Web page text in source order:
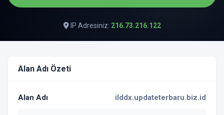
IP Adresiniz: 216.73.216.122
Alan Adı Özeti
Alan Adı ilddx.updateterbaru.biz.id